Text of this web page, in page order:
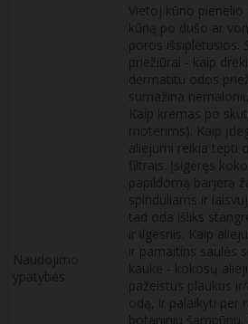
Naudojimo
ypatybės
Vietoj kūno
kūną po dušo ar
poros išsiplėtusios.
priežiūrai - kaip
dermatitu odos
sumažina
Kaip kremas po
moterims). Kaip
aliejumi reikia tepti
filtrais. Įsigėręs
papildomą barjerą
spinduliams ir
tad oda išliks
ir ilgesnis. Kaip
ir pamaitins saulės
kaukė - kokosų
pažeistus plaukus
odą, ir palaikyti per
botaniniu